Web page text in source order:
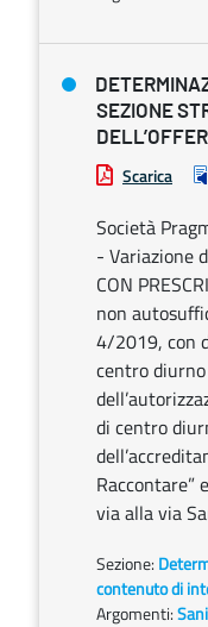
SEZIONE
Scarica
Società
- Variazione
CON
non
4/2019, con
centro
di centro
Raccontare”
via alla via
Sezione:
contenuto di
Argomenti: